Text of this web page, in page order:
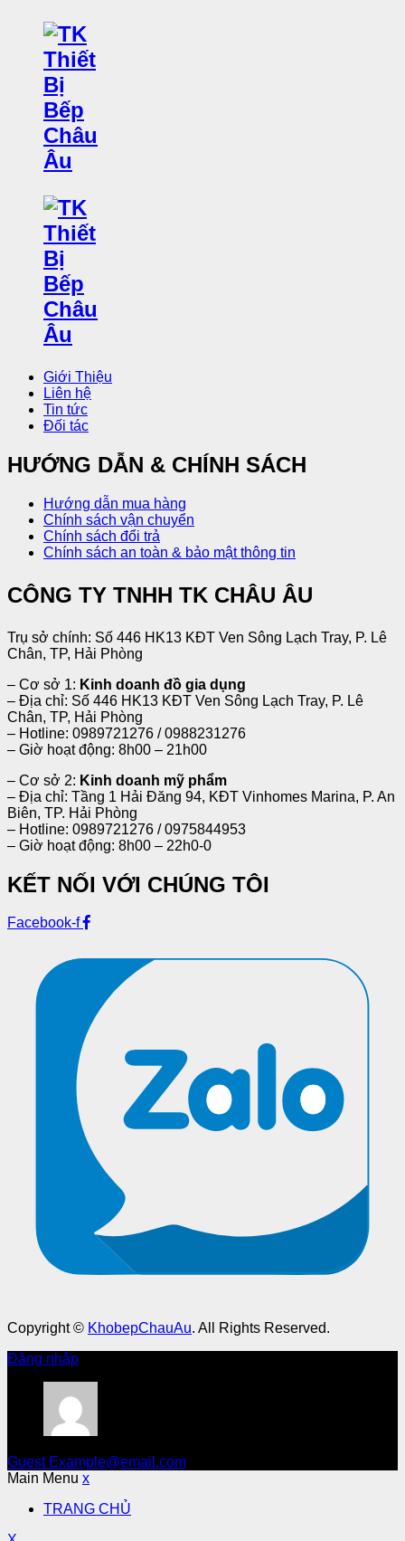
Giới Thiệu
Liên hệ
Tin tức
Đối tác
HƯỚNG DẪN & CHÍNH SÁCH
Hướng dẫn mua hàng
Chính sách vận chuyển
Chính sách đổi trả
Chính sách an toàn & bảo mật thông tin
CÔNG TY TNHH TK CHÂU ÂU
Trụ sở chính: Số 446 HK13 KĐT Ven Sông Lạch Tray, P. Lê
Chân, TP, Hải Phòng
– Cơ sở 1: Kinh doanh đồ gia dụng
– Địa chỉ: Số 446 HK13 KĐT Ven Sông Lạch Tray, P. Lê
Chân, TP, Hải Phòng
– Hotline: 0989721276 / 0988231276
– Giờ hoạt động: 8h00 – 21h00
– Cơ sở 2: Kinh doanh mỹ phẩm
– Địa chỉ: Tầng 1 Hải Đăng 94, KĐT Vinhomes Marina, P. An
Biên, TP. Hải Phòng
– Hotline: 0989721276 / 0975844953
– Giờ hoạt động: 8h00 – 22h0-0
KẾT NỐI VỚI CHÚNG TÔI
Facebook-f
Copyright © KhobepChauAu. All Rights Reserved.
Đăng nhập
Guest Example@email.com
Main Menu x
TRANG CHỦ